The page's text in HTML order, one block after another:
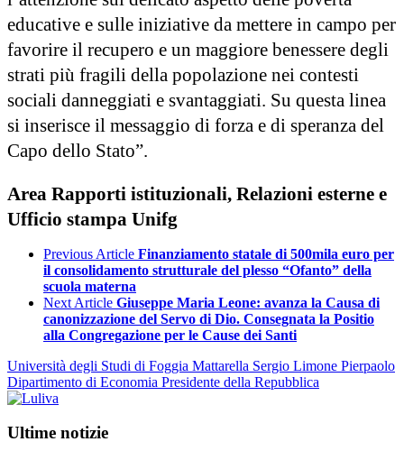
educative e sulle iniziative da mettere in campo per
favorire il recupero e un maggiore benessere degli
strati più fragili della popolazione nei contesti
sociali danneggiati e svantaggiati. Su questa linea
si inserisce il messaggio di forza e di speranza del
Capo dello Stato”.
Area Rapporti istituzionali, Relazioni esterne e
Ufficio stampa Unifg
Previous Article Finanziamento statale di 500mila euro per
il consolidamento strutturale del plesso “Ofanto” della
scuola materna
Next Article Giuseppe Maria Leone: avanza la Causa di
canonizzazione del Servo di Dio. Consegnata la Positio
alla Congregazione per le Cause dei Santi
Università degli Studi di Foggia Mattarella Sergio Limone Pierpaolo
Dipartimento di Economia Presidente della Repubblica
Ultime notizie